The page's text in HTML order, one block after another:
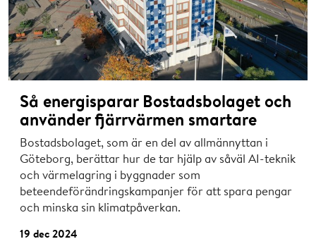
Så energisparar Bostadsbolaget och
använder fjärrvärmen smartare
Bostadsbolaget, som är en del av allmännyttan i
Göteborg, berättar hur de tar hjälp av såväl AI-teknik
och värmelagring i byggnader som
beteendeförändringskampanjer för att spara pengar
och minska sin klimatpåverkan.
19 dec 2024